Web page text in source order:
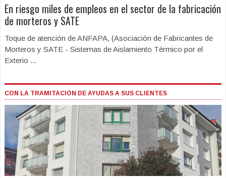
En riesgo miles de empleos en el sector de la fabricación
de morteros y SATE
Toque de atención de ANFAPA, (Asociación de Fabricantes de
Morteros y SATE - Sistemas de Aislamiento Térmico por el
Exterio ...
CON LA TRAMITACIÓN DE AYUDAS A SUS CLIENTES